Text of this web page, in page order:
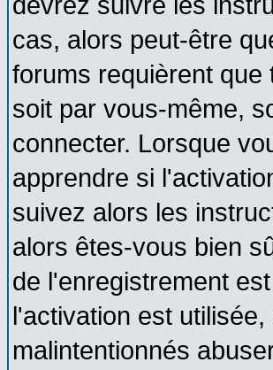
cas, alors peut-être
forums requièrent
soit par vous-même,
connecter. Lorsque
apprendre si
suivez alors les
alors êtes-vous bien
de l'enregistrement
l'activation est
malintentionnés